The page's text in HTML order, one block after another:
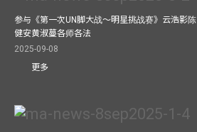
参与《第一次UN脚大战～明星挑战赛》云浩影陈
健安黄淑蔓各师各法
2025-09-08
更多